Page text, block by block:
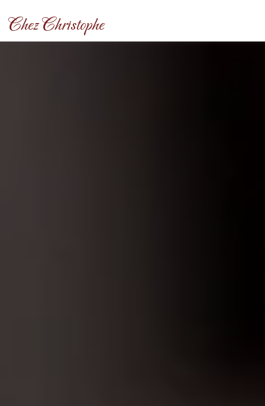
Chez Christophe